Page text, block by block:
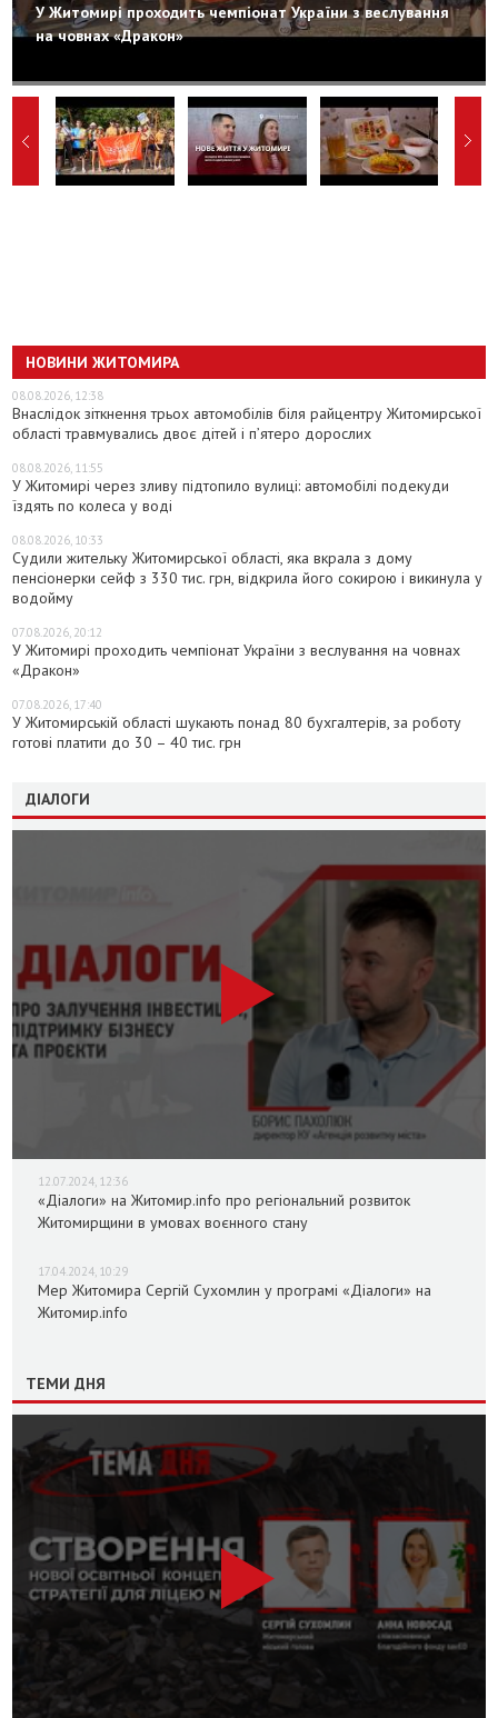
У Житомирі проходить чемпіонат України з веслування
на човнах «Дракон»
НОВИНИ ЖИТОМИРА
08.08.2026, 12:38
Внаслідок зіткнення трьох автомобілів біля райцентру Житомирської
області травмувались двоє дітей і пʼятеро дорослих
08.08.2026, 11:55
У Житомирі через зливу підтопило вулиці: автомобілі подекуди
їздять по колеса у воді
08.08.2026, 10:33
Судили жительку Житомирської області, яка вкрала з дому
пенсіонерки сейф з 330 тис. грн, відкрила його сокирою і викинула у
водойму
07.08.2026, 20:12
У Житомирі проходить чемпіонат України з веслування на човнах
«Дракон»
07.08.2026, 17:40
У Житомирській області шукають понад 80 бухгалтерів, за роботу
готові платити до 30 – 40 тис. грн
ДІАЛОГИ
12.07.2024, 12:36
«Діалоги» на Житомир.info про регіональний розвиток
Житомирщини в умовах воєнного стану
17.04.2024, 10:29
Мер Житомира Сергій Сухомлин у програмі «Діалоги» на
Житомир.info
ТЕМИ ДНЯ